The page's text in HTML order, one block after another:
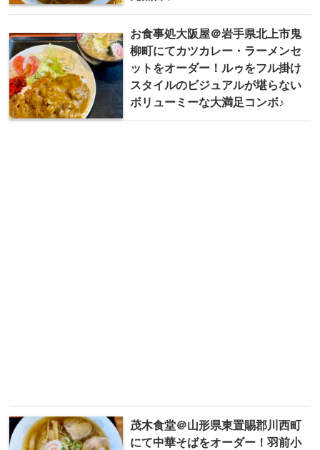
お食事処大阪屋＠岩手県北上市鬼
柳町にてカツカレー・ラーメンセ
ットをオーダー！ルゥをフル掛け
スタイルのビジュアルが堪らない
ボリューミーな大満足コンボ♪
茂木食堂＠山形県東置賜郡川西町
にて中華そばをオーダー！羽前小